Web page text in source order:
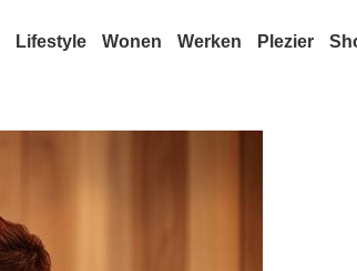
Lifestyle Wonen Werken Plezier